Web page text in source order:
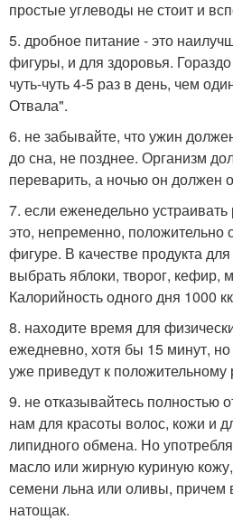
простые углеводы не стоит и
5. дробное питание - это
фигуры, и для здоровья.
чуть-чуть 4-5 раз в день, чем
Отвала".
6. не забывайте, что ужин
до сна, не позднее. Организм
переварить, а ночью он должен
7. если еженедельно устраивать
это, непременно, положительно
фигуре. В качестве продукта
выбрать яблоки, творог, кефир,
Калорийность одного дня 1000
8. находите время для
ежедневно, хотя бы 15 минут,
уже приведут к положительному
9. не отказывайтесь полностью
нам для красоты волос, кожи и
липидного обмена. Но
масло или жирную куриную
семени льна или оливы, причем
натощак.